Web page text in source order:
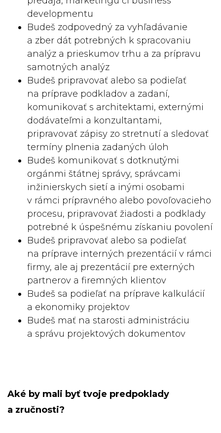
developmentu
Budeš zodpovedný za vyhľadávanie
a zber dát potrebných k spracovaniu
analýz a prieskumov trhu a za prípravu
samotných analýz
Budeš pripravovať alebo sa podieľať
na príprave podkladov a zadaní,
komunikovať s architektami, externými
dodávateľmi a konzultantami,
pripravovať zápisy zo stretnutí a sledovať
termíny plnenia zadaných úloh
Budeš komunikovať s dotknutými
orgánmi štátnej správy, správcami
inžinierskych sietí a inými osobami
v rámci prípravného alebo povoľovacieho
procesu, pripravovať žiadosti a podklady
potrebné k úspešnému získaniu povolení
Budeš pripravovať alebo sa podieľať
na príprave interných prezentácií v rámci
firmy, ale aj prezentácií pre externých
partnerov a firemných klientov
Budeš sa podieľať na príprave kalkulácií
a ekonomiky projektov
Budeš mať na starosti administráciu
a správu projektových dokumentov
Aké by mali byť tvoje predpoklady
a zručnosti?